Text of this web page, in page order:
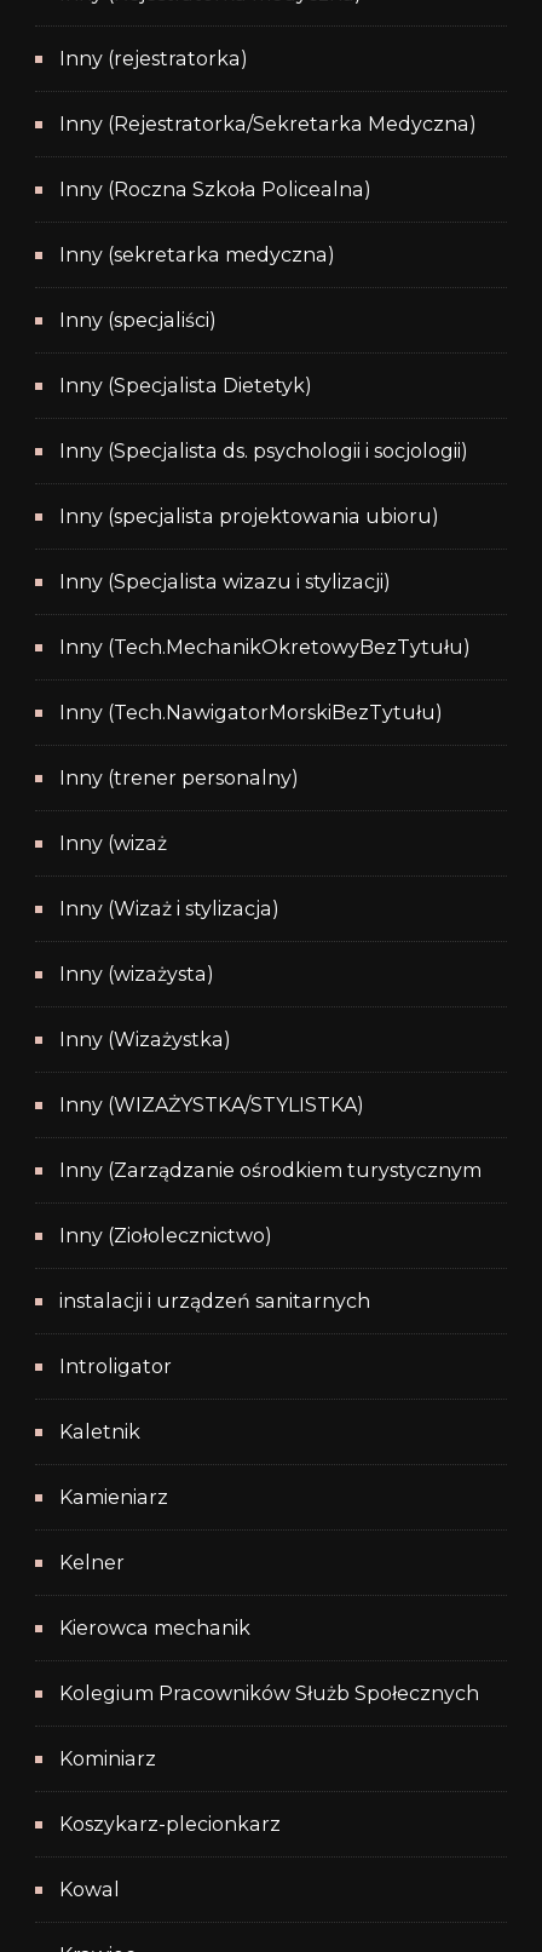
Inny (rejestratorka)
Inny (Rejestratorka/Sekretarka Medyczna)
Inny (Roczna Szkoła Policealna)
Inny (sekretarka medyczna)
Inny (specjaliści)
Inny (Specjalista Dietetyk)
Inny (Specjalista ds. psychologii i socjologii)
Inny (specjalista projektowania ubioru)
Inny (Specjalista wizazu i stylizacji)
Inny (Tech.MechanikOkretowyBezTytułu)
Inny (Tech.NawigatorMorskiBezTytułu)
Inny (trener personalny)
Inny (wizaż
Inny (Wizaż i stylizacja)
Inny (wizażysta)
Inny (Wizażystka)
Inny (WIZAŻYSTKA/STYLISTKA)
Inny (Zarządzanie ośrodkiem turystycznym
Inny (Ziołolecznictwo)
instalacji i urządzeń sanitarnych
Introligator
Kaletnik
Kamieniarz
Kelner
Kierowca mechanik
Kolegium Pracowników Służb Społecznych
Kominiarz
Koszykarz-plecionkarz
Kowal